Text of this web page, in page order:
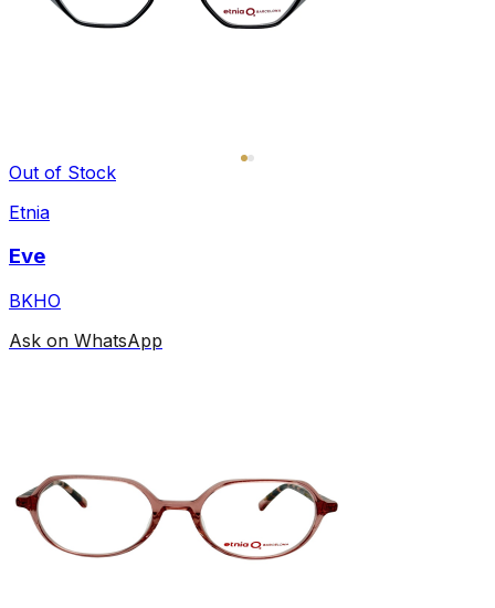
Out of Stock
Etnia
Eve
BKHO
Ask on WhatsApp